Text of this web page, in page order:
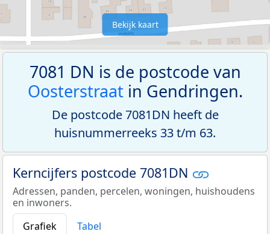
Bekijk kaart
7081 DN is de postcode van
Oosterstraatin Gendringen.
De postcode 7081DN heeft de
huisnummerreeks 33 t/m 63.
Kerncijfers postcode 7081DN
Adressen, panden, percelen, woningen, huishoudens
en inwoners.
Grafiek
Tabel